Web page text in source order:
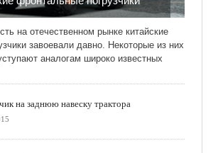
17.10.2015
на отечественном рынке китайские
завоевали давно. Некоторые из них
аналогам широко известных
на заднюю навеску трактора